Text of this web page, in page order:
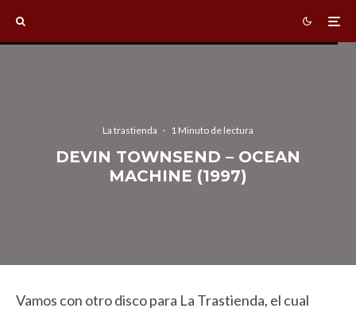
La trastienda · 1 Minuto de lectura
DEVIN TOWNSEND – OCEAN
MACHINE (1997)
Vamos con otro disco para La Trastienda, el cual